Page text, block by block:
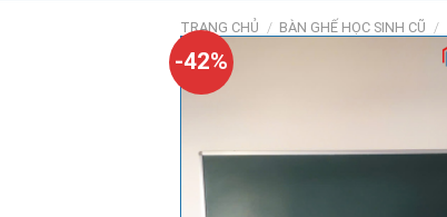
TRANG CHỦ / BÀN GHẾ HỌC SINH CŨ /
-42%